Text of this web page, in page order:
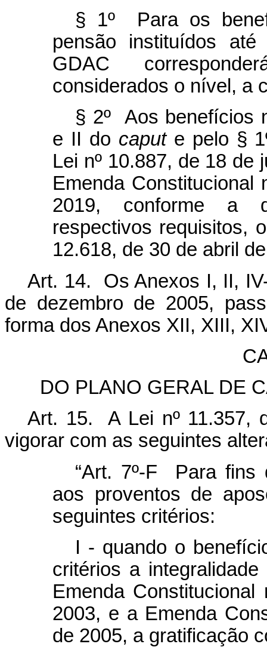
§ 1º Para os
pensão instituídos
GDAC
considerados o nível, a
§ 2º Aos benefícios
e II do capute pelo §
Lei nº 10.887, de 18 de
Emenda Constitucional
2019, conforme a
respectivos requisitos,
12.618, de 30 de abril
Art. 14. Os Anexos I, II,
de dezembro de 2005,
forma dos Anexos XII, XIII,
DO PLANO GERAL DE
Art. 15. A Lei nº 11.357,
vigorar com as seguintes
“Art. 7º-F Para fins
aos proventos de
seguintes critérios:
I - quando o
critérios a
Emenda
2003, e a Emenda
de 2005, a gratificação